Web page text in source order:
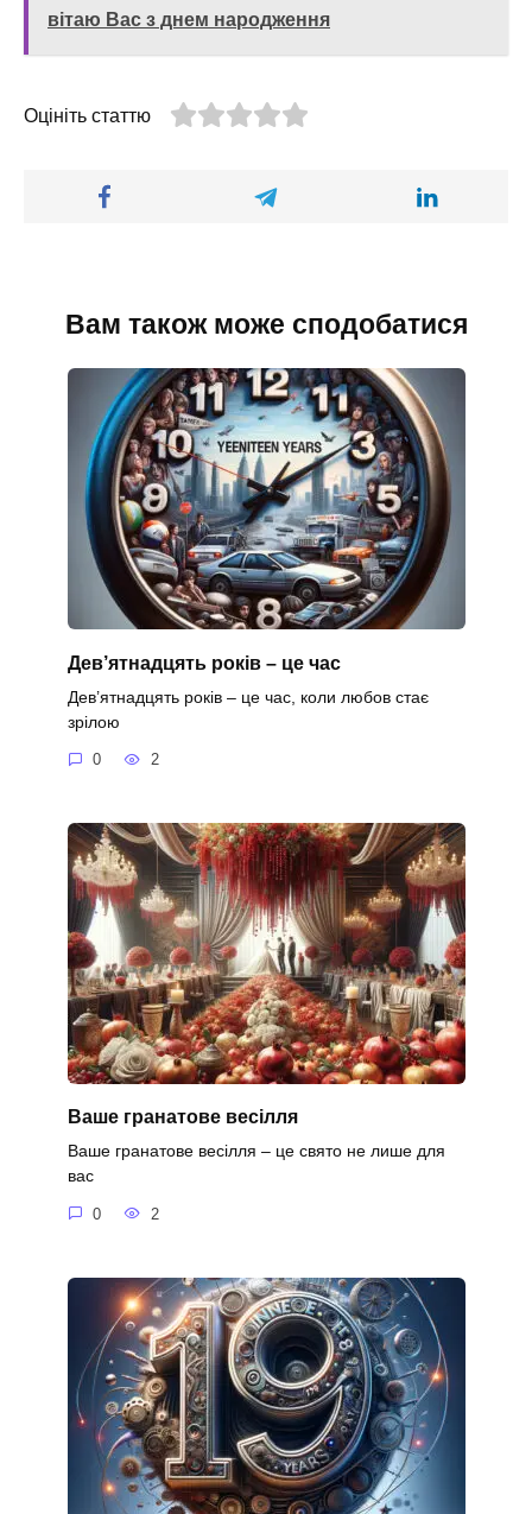
вітаю Вас з днем народження
Оцініть статтю
Вам також може сподобатися
Дев’ятнадцять років – це час
Дев’ятнадцять років – це час, коли любов стає
зрілою
0 2
Ваше гранатове весілля
Ваше гранатове весілля – це свято не лише для
вас
0 2